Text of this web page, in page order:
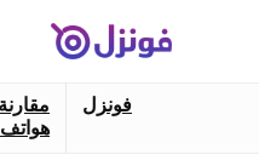
فونزل
مقارنة
هواتف